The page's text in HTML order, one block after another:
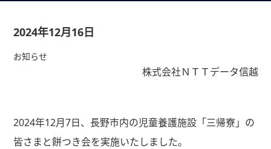
2024年12月16日
お知らせ
株式会社ＮＴＴデータ信越
2024年12月7日、長野市内の児童養護施設「三帰寮」の
皆さまと餅つき会を実施いたしました。